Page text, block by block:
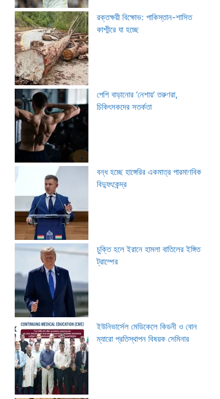
রক্তক্ষয়ী বিক্ষোভ: পাকিস্তান-শাসিত
কাশ্মীরে যা হচ্ছে
পেশি বাড়ানোর ‘নেশায়’ তরুণরা,
চিকিৎসকদের সতর্কতা
বন্ধ হচ্ছে হাঙ্গেরির একমাত্র পারমাণবিক
বিদ্যুৎকেন্দ্র
চুক্তি হলে ইরানে হামলা বাতিলের ইঙ্গিত
ট্রাম্পের
ইউনিভার্সেল মেডিকেলে কিডনী ও বোন
ম্যারো প্রতিস্থাপন বিষয়ক সেমিনার